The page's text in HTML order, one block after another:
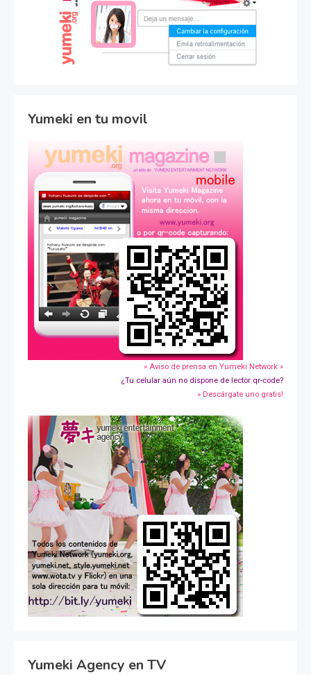
Yumeki en tu movil
» Aviso de prensa en Yumeki Network »
¿Tu celular aún no dispone de lector qr-code?
» Descárgate uno gratis!
Yumeki Agency en TV